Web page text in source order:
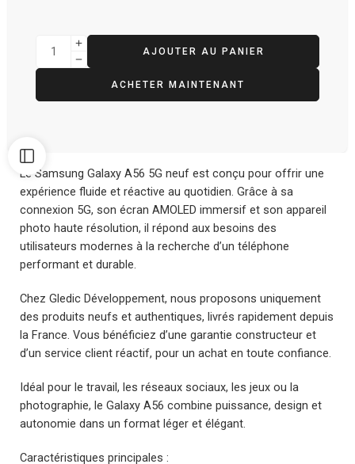
AJOUTER AU PANIER
ACHETER MAINTENANT
Le Samsung Galaxy A56 5G neuf est conçu pour offrir une
expérience fluide et réactive au quotidien. Grâce à sa
connexion 5G, son écran AMOLED immersif et son appareil
photo haute résolution, il répond aux besoins des
utilisateurs modernes à la recherche d’un téléphone
performant et durable.
Chez Gledic Développement, nous proposons uniquement
des produits neufs et authentiques, livrés rapidement depuis
la France. Vous bénéficiez d’une garantie constructeur et
d’un service client réactif, pour un achat en toute confiance.
Idéal pour le travail, les réseaux sociaux, les jeux ou la
photographie, le Galaxy A56 combine puissance, design et
autonomie dans un format léger et élégant.
Caractéristiques principales :